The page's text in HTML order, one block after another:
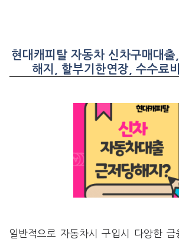
현대캐피탈 자동차 신차구매대
해지, 할부기한연장, 수수료
일반적으로 자동차시 구입시 다양한 금